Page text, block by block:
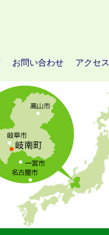
お問い合わせ アクセス